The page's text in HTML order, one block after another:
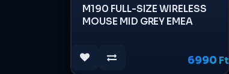
M190 FULL-SIZE WIRELESS
MOUSE MID GREY EMEA
6990 Ft